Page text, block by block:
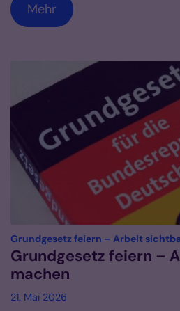
Mehr
Grundgesetz feiern – Arbeit
Grundgesetz feiern –
machen
21. Mai 2026